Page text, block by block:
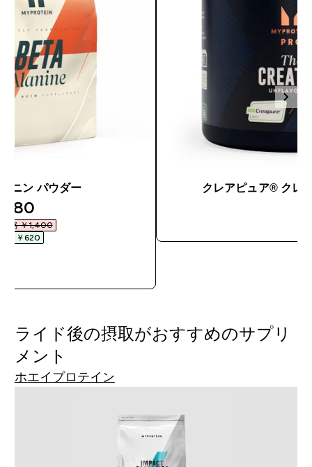
ニン パウダー
price
価格 ￥1,400‎
引 ￥620‎
クレアピュア® クレ
ライド後の摂取がおすすめのサプリ
メント
ホエイプロテイン